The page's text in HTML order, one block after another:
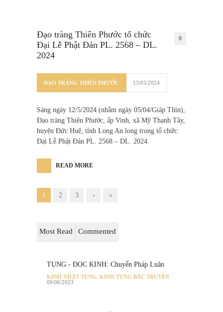
Đạo tràng Thiên Phước tổ chức
Đại Lễ Phật Đản PL. 2568 – DL.
2024
0
ĐẠO TRÀNG THIÊN PHƯỚC 13/05/2024
Sáng ngày 12/5/2024 (nhằm ngày 05/04/Giáp Thìn),
Đạo tràng Thiên Phước, ấp Vinh, xã Mỹ Thạnh Tây,
huyện Đức Huệ, tỉnh Long An long trọng tổ chức
Đại Lễ Phật Đản PL. 2568 – DL. 2024.
READ MORE
1 2 3 › »
Most Read Commented
TỤNG - ĐỌC KINH: Chuyển Pháp Luân
KINH NHẬT TỤNG, KINH TỤNG BẮC TRUYỀN
09/06/2023